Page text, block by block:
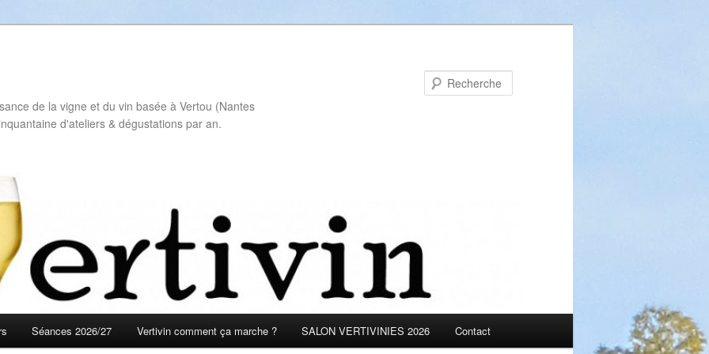
de la vigne et du vin basée à Vertou (Nantes
d'ateliers & dégustations par an.
Séances 2026/27 Vertivin comment ça marche ? SALON VERTIVINIES 2026 Contact